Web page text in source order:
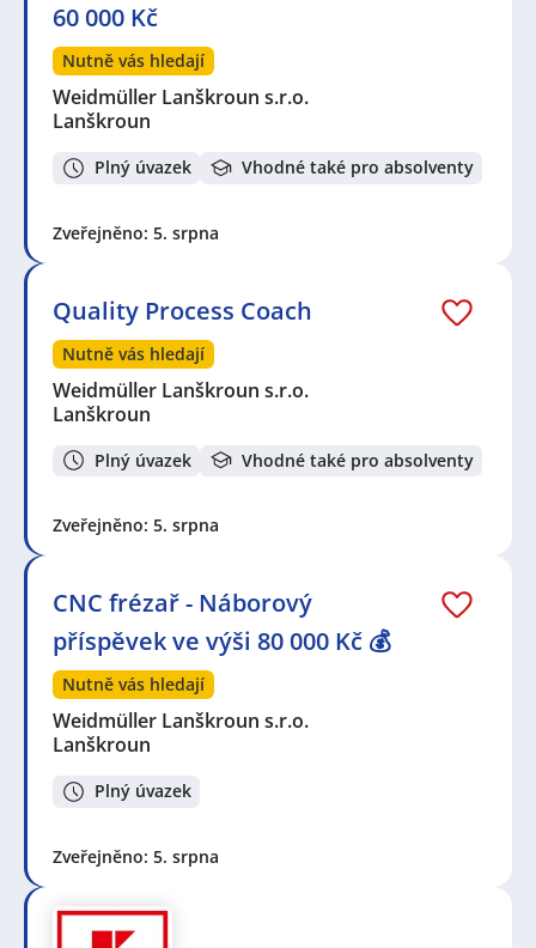
60 000 Kč
Nutně vás hledají
Weidmüller Lanškroun s.r.o.
Lanškroun
Plný úvazek Vhodné také pro absolventy
Zveřejněno: 5. srpna
Quality Process Coach
Nutně vás hledají
Weidmüller Lanškroun s.r.o.
Lanškroun
Plný úvazek Vhodné také pro absolventy
Zveřejněno: 5. srpna
CNC frézař - Náborový
příspěvek ve výši 80 000 Kč 💰
Nutně vás hledají
Weidmüller Lanškroun s.r.o.
Lanškroun
Plný úvazek
Zveřejněno: 5. srpna